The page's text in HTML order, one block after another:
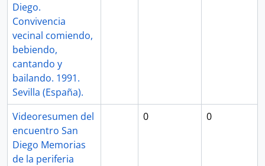
Diego.
Convivencia
vecinal comiendo,
bebiendo,
cantando y
bailando. 1991.
Sevilla (España).
Videoresumen del
encuentro San
Diego Memorias
de la periferia
0 0